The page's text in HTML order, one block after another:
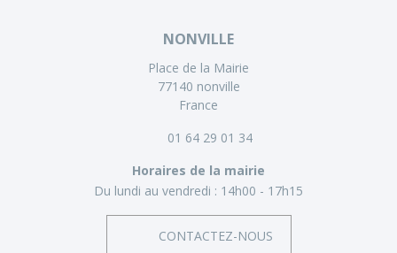
NONVILLE
Place de la Mairie
77140 nonville
France
01 64 29 01 34
Horaires de la mairie
Du lundi au vendredi : 14h00 - 17h15
CONTACTEZ-NOUS